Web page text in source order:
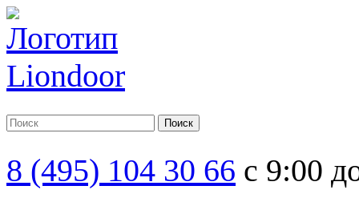
8 (495) 104 30 66 с 9:00